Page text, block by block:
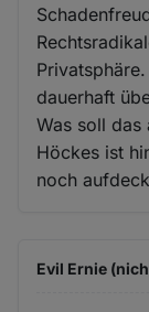
dauerhaft
Was soll das
Höckes ist
noch
Evil Ernie